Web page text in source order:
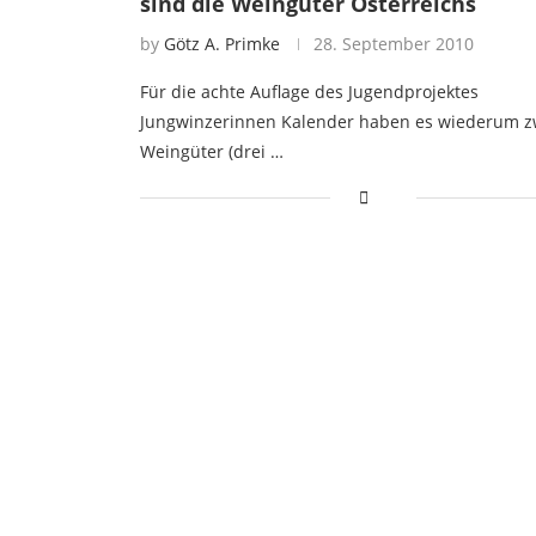
by Götz A. Primke 28. September 2010
Für die achte Auflage des Jugendprojektes
Jungwinzerinnen Kalender haben es wiederum
Weingüter (drei …